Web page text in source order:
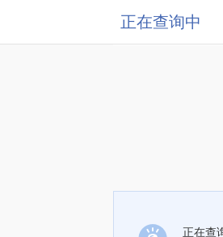
正在查询中
正在查